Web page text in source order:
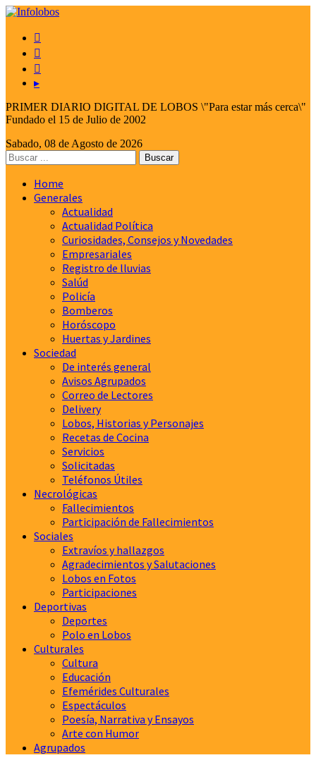



▸
PRIMER DIARIO DIGITAL DE LOBOS \"Para estar más cerca\"
Fundado el 15 de Julio de 2002
Sabado, 08 de Agosto de 2026
Home
Generales
Actualidad
Actualidad Política
Curiosidades, Consejos y Novedades
Empresariales
Registro de lluvias
Salúd
Policía
Bomberos
Horóscopo
Huertas y Jardines
Sociedad
De interés general
Avisos Agrupados
Correo de Lectores
Delivery
Lobos, Historias y Personajes
Recetas de Cocina
Servicios
Solicitadas
Teléfonos Útiles
Necrológicas
Fallecimientos
Participación de Fallecimientos
Sociales
Extravíos y hallazgos
Agradecimientos y Salutaciones
Lobos en Fotos
Participaciones
Deportivas
Deportes
Polo en Lobos
Culturales
Cultura
Educación
Efemérides Culturales
Espectáculos
Poesía, Narrativa y Ensayos
Arte con Humor
Agrupados